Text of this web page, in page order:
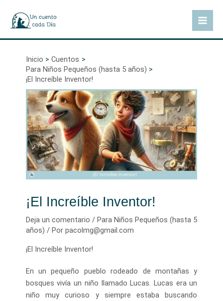
contenido
Inicio
Cuentos
Para Niños Pequeños (hasta 5 años)
¡El Increíble Inventor!
¡El Increíble Inventor!
Deja un comentario / Para Niños Pequeños (hasta 5
años) / Por pacolmg@gmail.com
¡El Increíble Inventor!
En un pequeño pueblo rodeado de montañas y
bosques vivía un niño llamado Lucas. Lucas era un
niño muy curioso y siempre estaba buscando